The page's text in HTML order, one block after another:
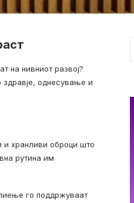
на нивниот развој?
здравје, однесување и
и хранливи оброци што
рутина им
го поддржуваат